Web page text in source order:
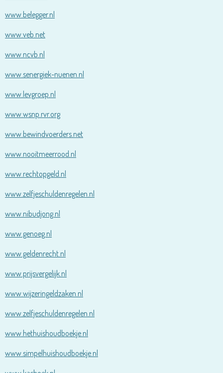
www.belegger.nl
www.veb.net
www.ncvb.nl
www.senergiek-nuenen.nl
www.levgroep.nl
www.wsnp.rvr.org
www.bewindvoerders.net
www.nooitmeerrood.nl
www.rechtopgeld.nl
www.zelfjeschuldenregelen.nl
www.nibudjong.nl
www.genoeg.nl
www.geldenrecht.nl
www.prijsvergelijk.nl
www.wijzeringeldzaken.nl
www.zelfjeschuldenregelen.nl
www.hethuishoudboekje.nl
www.simpelhuishoudboekje.nl